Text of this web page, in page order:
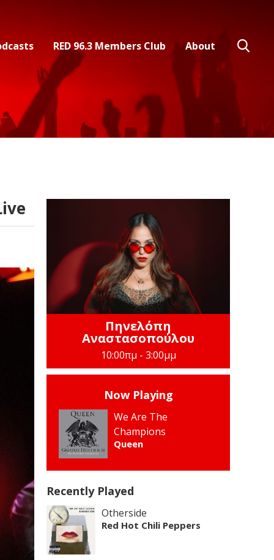
RED 96.3 Members Club About
Πηνελόπη
Αναστασοπούλου
10:00πμ - 3:00μμ
Now Playing
We Are The
Champions
Queen
Recently Played
Otherside
Red Hot Chili Peppers